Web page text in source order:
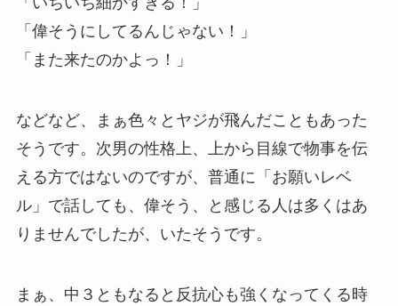
「偉そうにしてるんじゃない！」
「また来たのかよっ！」
などなど、まぁ色々とヤジが飛んだこともあった
そうです。次男の性格上、上から目線で物事を伝
える方ではないのですが、普通に「お願いレベ
ル」で話しても、偉そう、と感じる人は多くはあ
りませんでしたが、いたそうです。
まぁ、中３ともなると反抗心も強くなってくる時